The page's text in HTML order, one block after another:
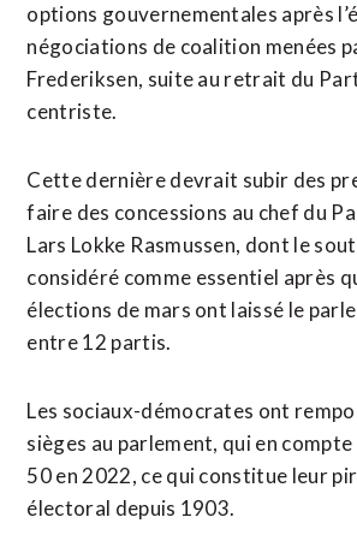
options gouvernementales après
négociations de coalition menées
Frederiksen, suite au retrait du
centriste.
Cette dernière devrait subir des
faire ⁠des ‌concessions au chef du
Lars Lokke ⁠Rasmussen, dont le
considéré comme ​essentiel après
élections de mars ont laissé le
entre 12 partis.
Les sociaux-démocrates ont
sièges au ‌parlement, qui en
50 en 2022, ce qui constitue ​leur
électoral depuis 1903.